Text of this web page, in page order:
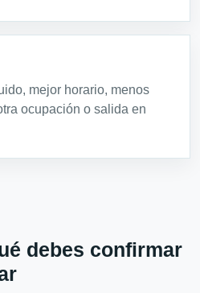
mejor horario, menos
ocupación o salida en
debes confirmar